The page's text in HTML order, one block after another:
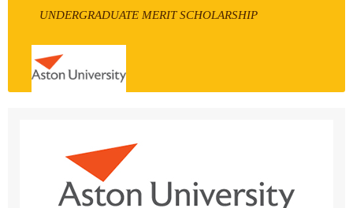
UNDERGRADUATE MERIT SCHOLARSHIP